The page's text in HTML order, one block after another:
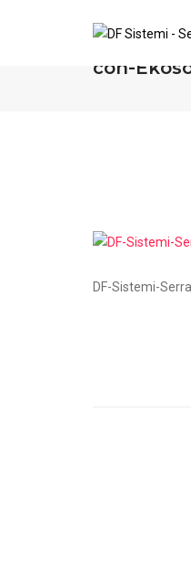
DF-
con-
DF-Sistemi-